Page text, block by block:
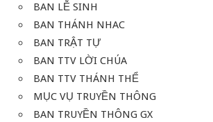
BAN LỄ SINH
BAN THÁNH NHAC
BAN TRẬT TỰ
BAN TTV LỜI CHÚA
BAN TTV THÁNH THỂ
MỤC VỤ TRUYỀN THÔNG
BAN TRUYỀN THÔNG GX